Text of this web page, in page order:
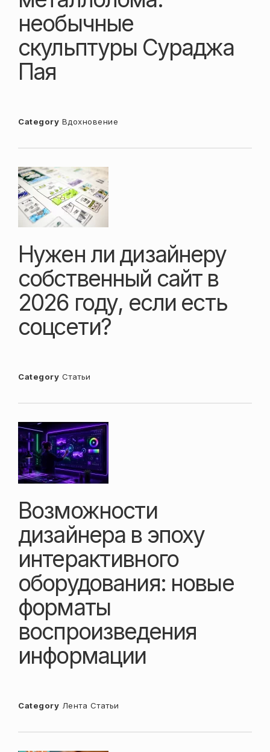
необычные
скульптуры Сураджа
Пая
Category Вдохновение
Нужен ли дизайнеру
собственный сайт в
2026 году, если есть
соцсети?
Category Статьи
Возможности
дизайнера в эпоху
интерактивного
оборудования: новые
форматы
воспроизведения
информации
Category Лента Статьи